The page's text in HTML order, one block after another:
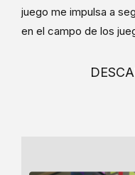
juego me impulsa a
en el campo de los